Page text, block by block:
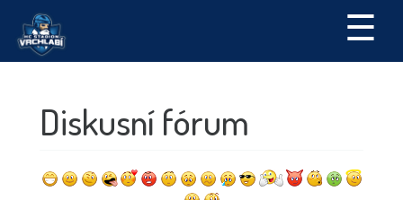
☰
Diskusní fórum